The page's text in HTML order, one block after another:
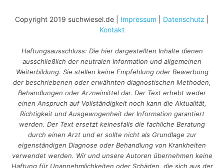
Copyright 2019 suchwiesel.de | Impressum Datenschutz
Kontakt
Haftungsausschluss: Die hier dargestellten Inhalte dienen
ausschließlich der neutralen Information und allgemeinen
Weiterbildung. Sie stellen keine Empfehlung oder Bewerbung
der beschriebenen oder erwähnten diagnostischen Methoden,
Behandlungen oder Arzneimittel dar. Der Text erhebt weder
einen Anspruch auf Vollständigkeit noch kann die Aktualität,
Richtigkeit und Ausgewogenheit der Information garantiert
werden. Der Text ersetzt keinesfalls die fachliche Beratung
durch einen Arzt und er sollte nicht als Grundlage zur
eigenständigen Diagnose oder Behandlung von Krankheiten
verwendet werden. Wir und unsere Autoren übernehmen keine
Haftung für Unannehmlichkeiten oder Schäden, die sich aus der